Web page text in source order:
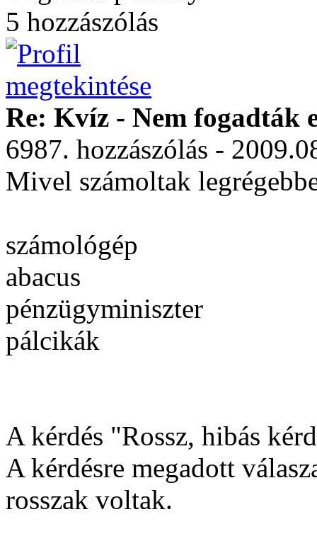
5 hozzászólás
Re: Kvíz - Nem fogadták
6987. hozzászólás -
Mivel számoltak
számológép
abacus
pénzügyminiszter
pálcikák
A kérdés "Rossz, hibás
A kérdésre megadott
rosszak voltak.